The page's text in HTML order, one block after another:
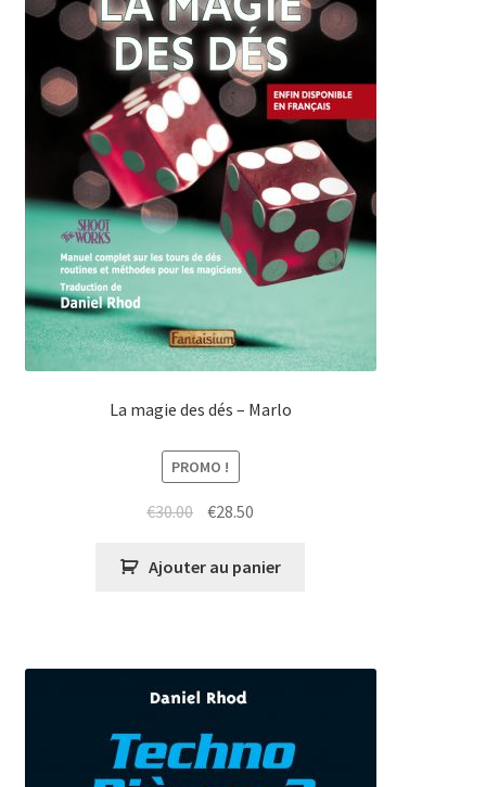
La magie des dés – Marlo
PROMO !
€30.00
Le
initial
€28.50
actuel
Ajouter au panier